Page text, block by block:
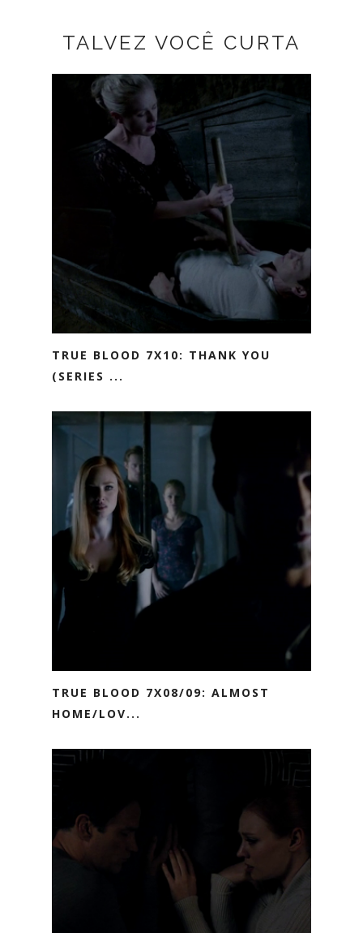
TALVEZ VOCÊ CURTA
TRUE BLOOD 7X10: THANK YOU
(SERIES ...
TRUE BLOOD 7X08/09: ALMOST
HOME/LOV...